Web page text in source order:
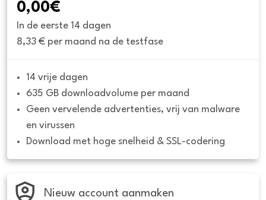
0,00€
In de eerste 14 dagen
8,33 € per maand na de testfase
14 vrije dagen
635 GB downloadvolume per maand
Geen vervelende advertenties, vrij van malware
en virussen
Download met hoge snelheid & SSL-codering
Nieuw account aanmaken